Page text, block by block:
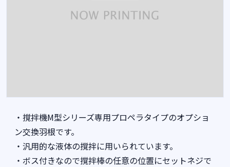
・撹拌機M型シリーズ専用プロペラタイプのオプショ
ン交換羽根です。
・汎用的な液体の撹拌に用いられています。
・ボス付きなので撹拌棒の任意の位置にセットネジで